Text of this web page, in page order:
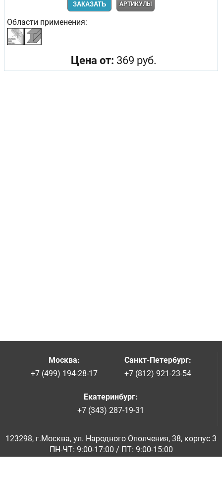
ЗАКАЗАТЬ АРТИКУЛЫ
Области применения:
Цена от: 369 руб.
Москва:
+7 (499) 194-28-17
Санкт-Петербург:
+7 (812) 921-23-54
Екатеринбург:
+7 (343) 287-19-31
123298, г.Москва, ул. Народного Ополчения, 38, корпус 3
ПН-ЧТ: 9:00-17:00 / ПТ: 9:00-15:00